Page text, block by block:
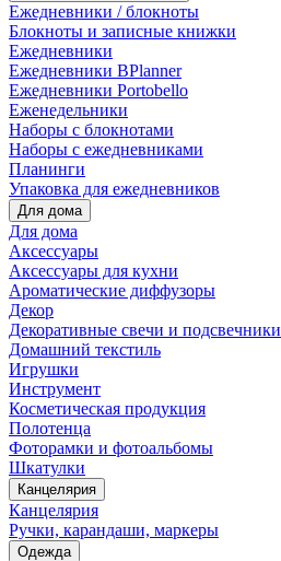
Ежедневники / блокноты
Блокноты и записные книжки
Ежедневники
Ежедневники BPlanner
Ежедневники Portobello
Еженедельники
Наборы с блокнотами
Наборы с ежедневниками
Планинги
Упаковка для ежедневников
Для дома
Для дома
Аксессуары
Аксессуары для кухни
Ароматические диффузоры
Декор
Декоративные свечи и подсвечники
Домашний текстиль
Игрушки
Инструмент
Косметическая продукция
Полотенца
Фоторамки и фотоальбомы
Шкатулки
Канцелярия
Канцелярия
Ручки, карандаши, маркеры
Одежда